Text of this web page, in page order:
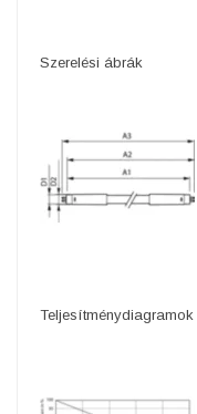
Szerelési ábrák
Teljesítménydiagramok